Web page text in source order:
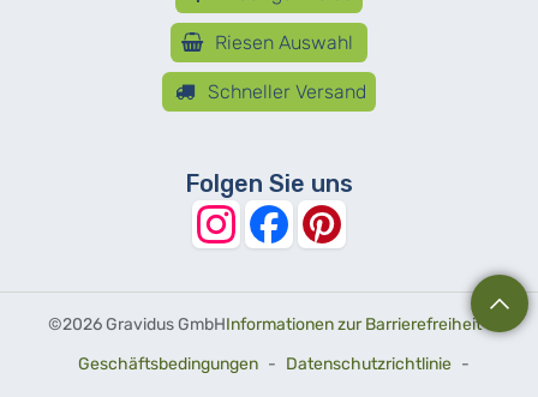
Riesen Auswahl
Schneller Versand
Folgen Sie uns
©2026 Gravidus GmbHInformationen zur Barrierefreiheit-
Geschäftsbedingungen - Datenschutzrichtlinie -